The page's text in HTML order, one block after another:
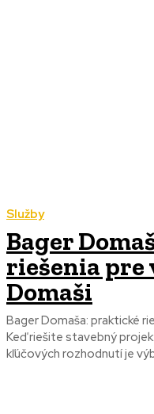
Služby
Bager
riešenia pre
Domaši
Bager Domaša: praktické
Keď riešite stavebný
kľúčových rozhodnutí je